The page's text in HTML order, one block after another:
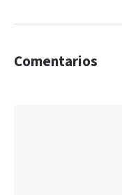
Comentarios